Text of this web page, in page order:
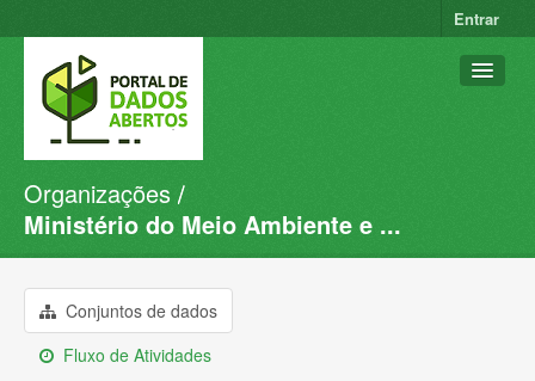
Entrar
Conjuntos de dados
Organizações
Sobre
Organizações
Ministério do Meio Ambiente e ...
Conjuntos de dados
Fluxo de Atividades